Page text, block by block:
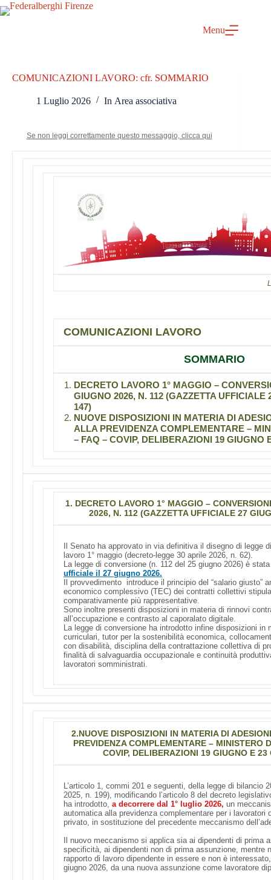
Salta
al
Menu
COMUNICAZIONI LAVORO: cfr. SOMMARIO
1 Luglio 2026 In Area associativa
Se non leggi correttamente questo messaggio, clicca qui
COMUNICAZIONI LAVORO
SOMMARIO
DECRETO LAVORO 1° MAGGIO –
GIUGNO 2026, N. 112 (GAZZETTA UFFICIALE
147)
NUOVE DISPOSIZIONI IN MATERIA DI
ALLA PREVIDENZA COMPLEMENTARE –
– FAQ – COVIP, DELIBERAZIONI 19 GIUGNO
1. DECRETO LAVORO 1° MAGGIO –
2026, N. 112 (GAZZETTA UFFICIALE 27
Il Senato ha approvato in via definitiva il disegno di legge
lavoro 1° maggio (decreto-legge 30 aprile 2026, n. 62).
La legge di conversione (n. 112 del 25 giugno 2026) è
ufficiale il 27 giugno 2026.
Il provvedimento introduce il principio del “salario giusto”
economico complessivo (TEC) dei contratti collettivi
comparativamente più rappresentative.
Sono inoltre presenti disposizioni in materia di rinnovi
all’occupazione e contrasto al caporalato digitale.
La legge di conversione ha introdotto infine disposizioni in
curriculari, tutor per la sostenibilità economica,
con disabilità, disciplina della contrattazione collettiva di
finalità di salvaguardia occupazionale e continuità
lavoratori somministrati.
2.NUOVE DISPOSIZIONI IN MATERIA DI
PREVIDENZA COMPLEMENTARE – MINISTERO
COVIP, DELIBERAZIONI 19 GIUGNO E 23
L’articolo 1, commi 201 e seguenti, della legge di bilancio
2025, n. 199), modificando l’articolo 8 del decreto
ha introdotto, a decorrere dal 1° luglio 2026, un
automatica alla previdenza complementare per i lavoratori
privato, in sostituzione del precedente meccanismo
Il nuovo meccanismo si applica sia ai dipendenti di prima
specificità, ai dipendenti non di prima assunzione, mentre
rapporto di lavoro dipendente in essere e non è
giugno 2026, da una nuova assunzione come lavoratore